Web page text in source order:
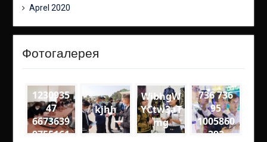
Aprel 2020
Фотогалерея
1230935
47
6673639
9755161
kjhh
WibhgW
YCtw3aT
mg
736 736
95
1005860
392